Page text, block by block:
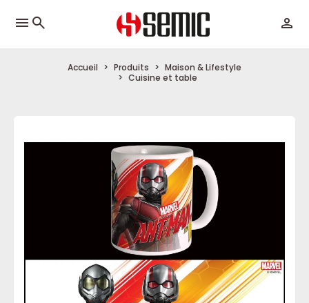
menu
Accueil Produits
Maison & Lifestyle
Cuisine et table